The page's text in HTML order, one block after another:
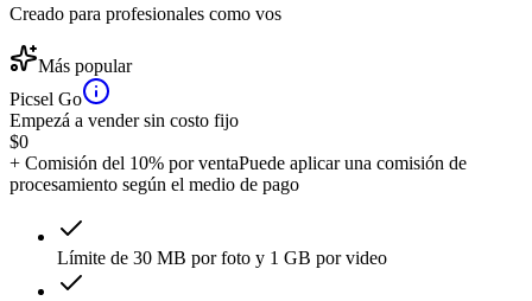
Creado para profesionales como vos
Más popular
Picsel Go
Empezá a vender sin costo fijo
$0
+ Comisión del 10% por ventaPuede aplicar una comisión de
procesamiento según el medio de pago
Límite de 30 MB por foto y 1 GB por video